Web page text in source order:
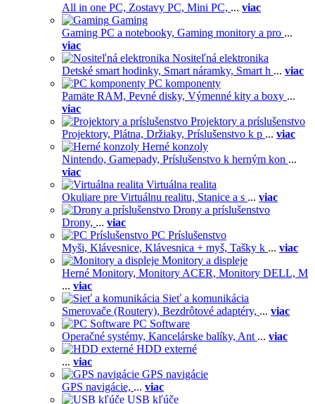
All in one PC, Zostavy PC, Mini PC, ... viac
Gaming
Gaming PC a notebooky, Gaming monitory a pro ...
viac
Nositeľná elektronika
Detské smart hodinky, Smart náramky, Smart h ... viac
PC komponenty
Pamäte RAM, Pevné disky, Výmenné kity a boxy ...
viac
Projektory a príslušenstvo
Projektory, Plátna, Držiaky, Príslušenstvo k p ... viac
Herné konzoly
Nintendo, Gamepady, Príslušenstvo k herným kon ...
viac
Virtuálna realita
Okuliare pre Virtuálnu realitu, Stanice a s ... viac
Drony a príslušenstvo
Drony, ... viac
PC Príslušenstvo
Myši, Klávesnice, Klávesnica + myš, Tašky k ... viac
Monitory a displeje
Herné Monitory, Monitory ACER, Monitory DELL, M
... viac
Sieť a komunikácia
Smerovače (Routery), Bezdrôtové adaptéry, ... viac
PC Software
Operačné systémy, Kancelárske balíky, Ant ... viac
HDD externé
... viac
GPS navigácie
GPS navigácie, ... viac
USB kľúče